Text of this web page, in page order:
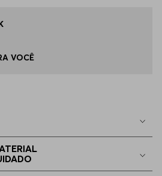
Indisponível
VOCÊ